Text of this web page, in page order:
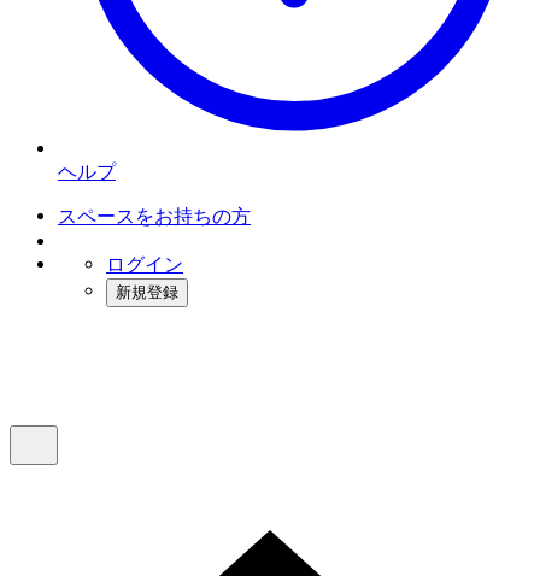
ヘルプ
スペースをお持ちの方
ログイン
新規登録